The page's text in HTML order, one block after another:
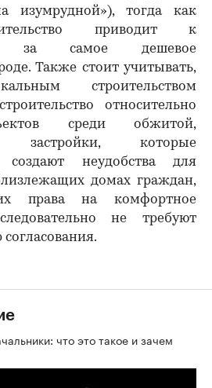
тогда как
приводит к
за самое дешевое
Также стоит учитывать,
строительством
относительно
среди обжитой,
застройки, которые
неудобства для
домах граждан,
права на комфортное
не требуют
что это такое и зачем